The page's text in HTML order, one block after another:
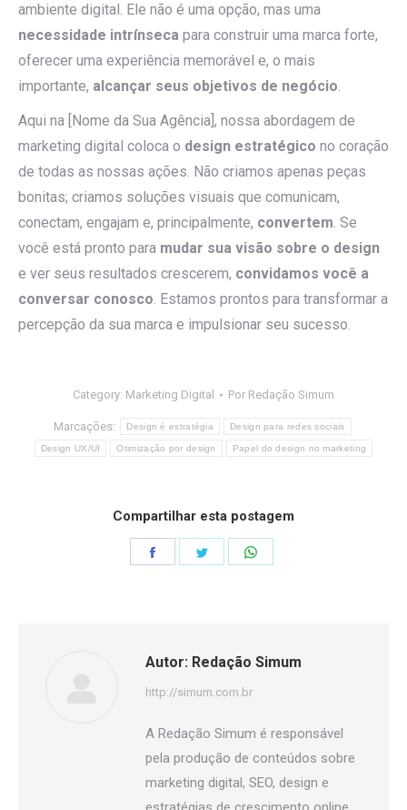
ambiente digital. Ele não é uma opção, mas uma
necessidade intrínseca para construir uma marca forte,
oferecer uma experiência memorável e, o mais
importante, alcançar seus objetivos de negócio.
Aqui na [Nome da Sua Agência], nossa abordagem de
marketing digital coloca o design estratégico no coração
de todas as nossas ações. Não criamos apenas peças
bonitas; criamos soluções visuais que comunicam,
conectam, engajam e, principalmente, convertem. Se
você está pronto para mudar sua visão sobre o design
e ver seus resultados crescerem, convidamos você a
conversar conosco. Estamos prontos para transformar a
percepção da sua marca e impulsionar seu sucesso.
Category: Marketing Digital Por Redação Simum
Marcações: Design é estratégia Design para redes sociais
Design UX/UI Otimização por design Papel do design no marketing
Compartilhar esta postagem
Autor: Redação Simum
http://simum.com.br
A Redação Simum é responsável
pela produção de conteúdos sobre
marketing digital, SEO, design e